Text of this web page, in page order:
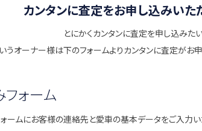
カンタンに査定をお申し込みいた
とにかくカンタンに査定を申し込みたい
うオーナー様は下のフォームよりカンタンに査定がお
ォーム
ームにお客様の連絡先と愛車の基本データをご入力